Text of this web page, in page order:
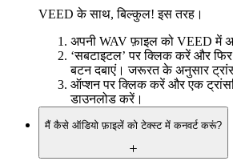
VEED के साथ, बिल्कुल! इस तरह।
अपनी WAV फ़ाइल को VEED में
‘सबटाइटल’ पर क्लिक करें और
बटन दबाएं। जरूरत के अनुसार
ऑप्शन पर क्लिक करें और एक
डाउनलोड करें।
मैं कैसे ऑडियो फ़ाइलें को टेक्स्ट में कनवर्ट करूं?